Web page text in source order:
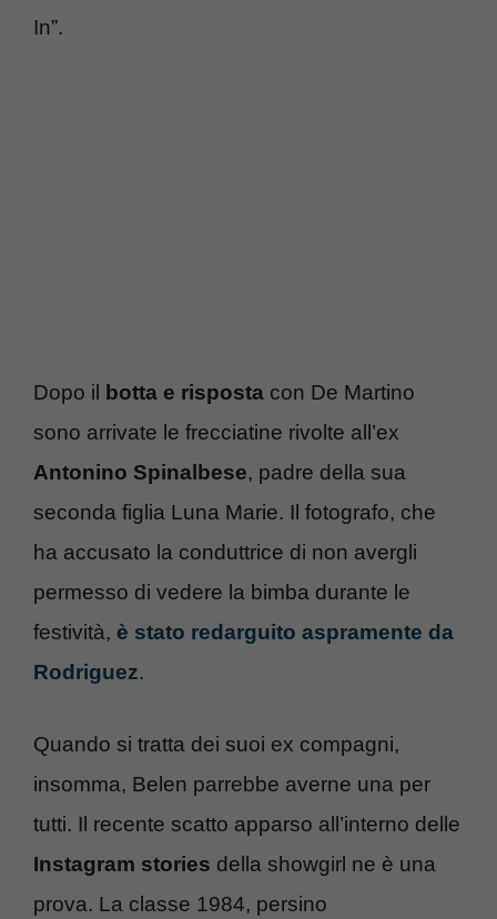
In”.
Dopo il botta e risposta con De Martino
sono arrivate le frecciatine rivolte all’ex
Antonino Spinalbese, padre della sua
seconda figlia Luna Marie. Il fotografo, che
ha accusato la conduttrice di non avergli
permesso di vedere la bimba durante le
festività, è stato redarguito aspramente da
Rodriguez.
Quando si tratta dei suoi ex compagni,
insomma, Belen parrebbe averne una per
tutti. Il recente scatto apparso all’interno delle
Instagram stories della showgirl ne è una
prova. La classe 1984, persino